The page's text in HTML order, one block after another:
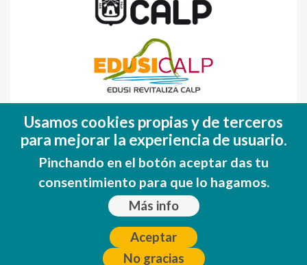
(FEDER)
Una manera de hacer EUROPA
Usamos cookies propias y de terceros
para mejorar la experiencia de usuario.
Pinchando en el botón aceptar das tu
consentimiento para que lo hagamos.
Más info
Aceptar
No gracias